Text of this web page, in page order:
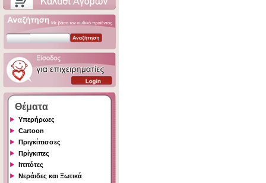
Θέματα
Υπερήρωες
Cartoon
Πριγκίπισσες
Πρίγκιπες
Ιππότες
Νεράιδες και Ξωτικά